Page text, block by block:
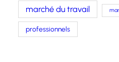
marché du travail
professionnels